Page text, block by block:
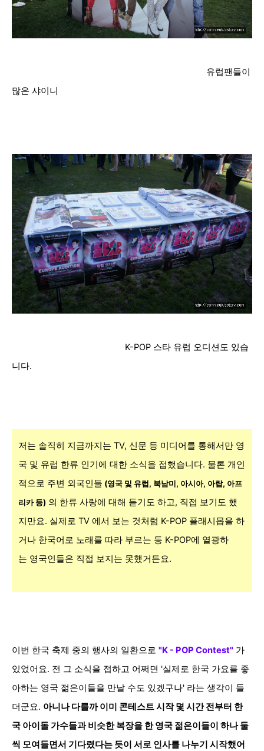
유럽팬들이
많은 샤이니
K-POP 스타 유럽 오디션도 있습
니다.
저는 솔직히 지금까지는 TV, 신문 등 미디어를 통해서만 영
국 및 유럽 한류 인기에 대한 소식을 접했습니다. 물론 개인
적으로 주변 외국인들 (영국 및 유럽, 북남미, 아시아, 아랍, 아프
리카 등) 의 한류 사랑에 대해 듣기도 하고, 직접 보기도 했
지만요. 실제로 TV 에서 보는 것처럼 K-POP 플래시몹을 하
거나 한국어로 노래를 따라 부르는 등 K-POP에 열광하
는 영국인들은 직접 보지는 못했거든요.
이번 한국 축제 중의 행사의 일환으로 "K - POP Contest" 가
있었어요. 전 그 소식을 접하고 어쩌면 '실제로 한국 가요를 좋
아하는 영국 젊은이들을 만날 수도 있겠구나' 라는 생각이 들
더군요. 아니나 다를까 이미 콘테스트 시작 몇 시간 전부터 한
국 아이돌 가수들과 비슷한 복장을 한 영국 젊은이들이 하나 둘
씩 모여들면서 기다렸다는 듯이 서로 인사를 나누기 시작했어